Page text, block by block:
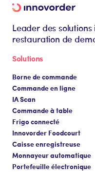
Leader des
restauration de
Solutions
Borne de commande
Commande en ligne
IA Scan
Commande à table
Frigo connecté
Innovorder Foodcourt
Caisse enregistreuse
Monnayeur automatique
Portefeuille électronique